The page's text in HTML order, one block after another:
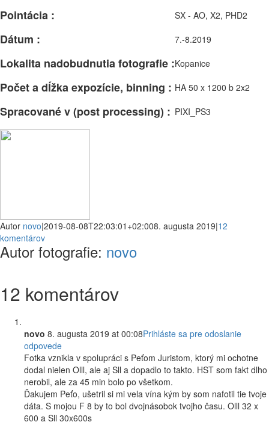
Pointácia : SX - AO, X2, PHD2
Dátum : 7.-8.2019
Lokalita nadobudnutia fotografie :Kopanice
Počet a dĺžka expozície, binning : HA 50 x 1200 b 2x2
Spracované v (post processing) : PIXI_PS3
Facebook
Email
Autor novo|2019-08-08T22:03:01+02:008. augusta 2019|12
komentárov
Autor fotografie: novo
12 komentárov
novo 8. augusta 2019 at 00:08Prihláste sa pre odoslanie
odpovede
Fotka vznikla v spolupráci s Peťom Juristom, ktorý mi ochotne
dodal nielen Olll, ale aj Sll a dopadlo to takto. HST som fakt dlho
nerobil, ale za 45 min bolo po všetkom.
Ďakujem Peťo, ušetril si mi vela vína kým by som nafotil tie tvoje
dáta. S mojou F 8 by to bol dvojnásobok tvojho času. Olll 32 x
600 a Sll 30x600s